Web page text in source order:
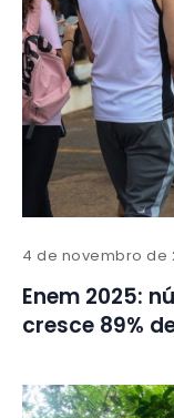
4 de novembro de
Enem 2025:
cresce 89%